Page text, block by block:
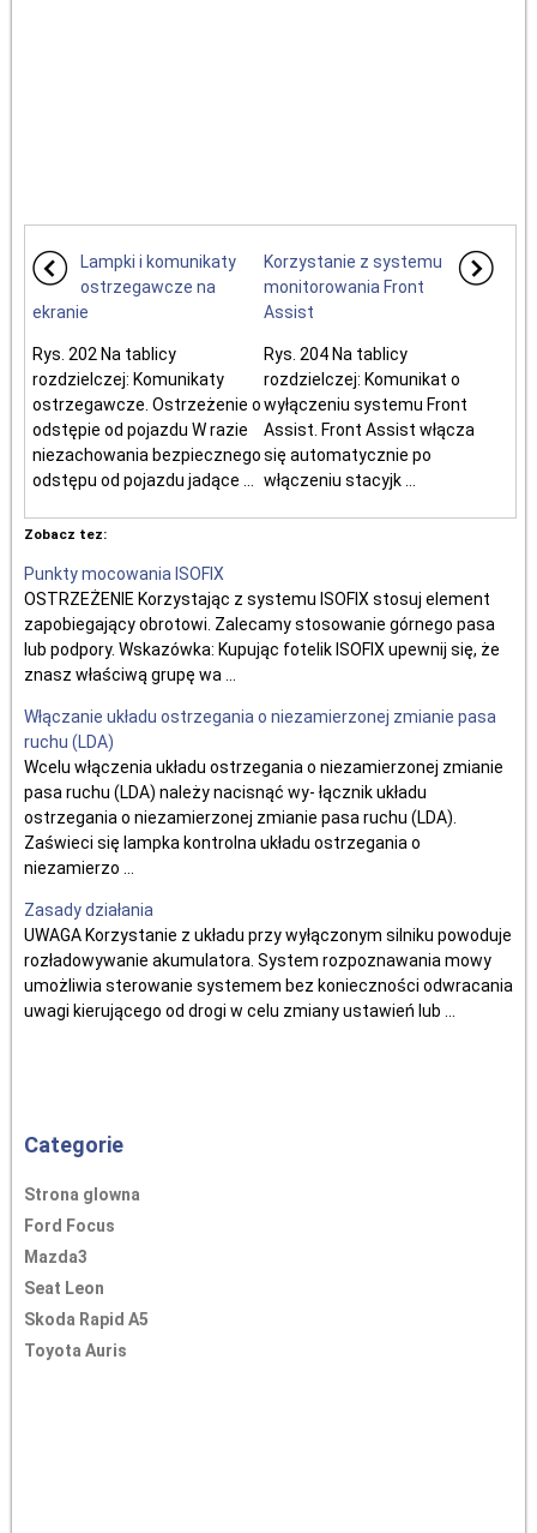
Lampki i komunikaty
ostrzegawcze na
ekranie
Rys. 202 Na tablicy
rozdzielczej: Komunikaty
ostrzegawcze. Ostrzeżenie o
odstępie od pojazdu W razie
niezachowania bezpiecznego
odstępu od pojazdu jadące ...
Korzystanie z systemu
monitorowania Front
Assist
Rys. 204 Na tablicy
rozdzielczej: Komunikat o
wyłączeniu systemu Front
Assist. Front Assist włącza
się automatycznie po
włączeniu stacyjk ...
Zobacz tez:
Punkty mocowania ISOFIX
OSTRZEŻENIE Korzystając z systemu ISOFIX stosuj element
zapobiegający obrotowi. Zalecamy stosowanie górnego pasa
lub podpory. Wskazówka: Kupując fotelik ISOFIX upewnij się, że
znasz właściwą grupę wa ...
Włączanie układu ostrzegania o niezamierzonej zmianie pasa
ruchu (LDA)
Wcelu włączenia układu ostrzegania o niezamierzonej zmianie
pasa ruchu (LDA) należy nacisnąć wy- łącznik układu
ostrzegania o niezamierzonej zmianie pasa ruchu (LDA).
Zaświeci się lampka kontrolna układu ostrzegania o
niezamierzo ...
Zasady działania
UWAGA Korzystanie z układu przy wyłączonym silniku powoduje
rozładowywanie akumulatora. System rozpoznawania mowy
umożliwia sterowanie systemem bez konieczności odwracania
uwagi kierującego od drogi w celu zmiany ustawień lub ...
Categorie
Strona glowna
Ford Focus
Mazda3
Seat Leon
Skoda Rapid A5
Toyota Auris